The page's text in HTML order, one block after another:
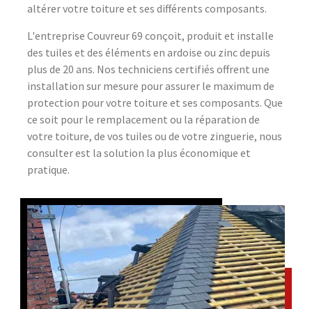
altérer votre toiture et ses différents composants.
L'entreprise Couvreur 69 conçoit, produit et installe
des tuiles et des éléments en ardoise ou zinc depuis
plus de 20 ans. Nos techniciens certifiés offrent une
installation sur mesure pour assurer le maximum de
protection pour votre toiture et ses composants. Que
ce soit pour le remplacement ou la réparation de
votre toiture, de vos tuiles ou de votre zinguerie, nous
consulter est la solution la plus économique et
pratique.